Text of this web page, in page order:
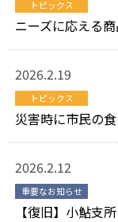
トピックス
ニーズに応える
2026.2.19
トピックス
災害時に市民の
2026.2.12
重要なお知らせ
【復旧】小鮎支